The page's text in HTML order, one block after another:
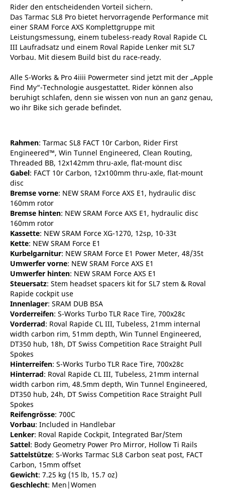
Rider den entscheidenden Vorteil sichern.
Das Tarmac SL8 Pro bietet hervorragende Performance mit
einer SRAM Force AXS Komplettgruppe mit
Leistungsmessung, einem tubeless-ready Roval Rapide CL
III Laufradsatz und einem Roval Rapide Lenker mit SL7
Vorbau. Mit diesem Build bist du race-ready.
Alle S-Works & Pro 4iiii Powermeter sind jetzt mit der „Apple
Find My“-Technologie ausgestattet. Rider können also
beruhigt schlafen, denn sie wissen von nun an ganz genau,
wo ihr Bike sich gerade befindet.
Rahmen: Tarmac SL8 FACT 10r Carbon, Rider First
Engineered™, Win Tunnel Engineered, Clean Routing,
Threaded BB, 12x142mm thru-axle, flat-mount disc
Gabel: FACT 10r Carbon, 12x100mm thru-axle, flat-mount
disc
Bremse vorne: NEW SRAM Force AXS E1, hydraulic disc
160mm rotor
Bremse hinten: NEW SRAM Force AXS E1, hydraulic disc
160mm rotor
Kassette: NEW SRAM Force XG-1270, 12sp, 10-33t
Kette: NEW SRAM Force E1
Kurbelgarnitur: NEW SRAM Force E1 Power Meter, 48/35t
Umwerfer vorne: NEW SRAM Force AXS E1
Umwerfer hinten: NEW SRAM Force AXS E1
Steuersatz: Stem headset spacers kit for SL7 stem & Roval
Rapide cockpit use
Innenlager: SRAM DUB BSA
Vorderreifen: S-Works Turbo TLR Race Tire, 700x28c
Vorderrad: Roval Rapide CL III, Tubeless, 21mm internal
width carbon rim, 51mm depth, Win Tunnel Engineered,
DT350 hub, 18h, DT Swiss Competition Race Straight Pull
Spokes
Hinterreifen: S-Works Turbo TLR Race Tire, 700x28c
Hinterrad: Roval Rapide CL III, Tubeless, 21mm internal
width carbon rim, 48.5mm depth, Win Tunnel Engineered,
DT350 hub, 24h, DT Swiss Competition Race Straight Pull
Spokes
Reifengrösse: 700C
Vorbau: Included in Handlebar
Lenker: Roval Rapide Cockpit, Integrated Bar/Stem
Sattel: Body Geometry Power Pro Mirror, Hollow Ti Rails
Sattelstütze: S-Works Tarmac SL8 Carbon seat post, FACT
Carbon, 15mm offset
Gewicht: 7.25 kg (15 lb, 15.7 oz)
Geschlecht: Men|Women